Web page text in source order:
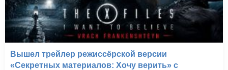
Вышел трейлер режиссёрской версии
«Секретных материалов: Хочу верить» с